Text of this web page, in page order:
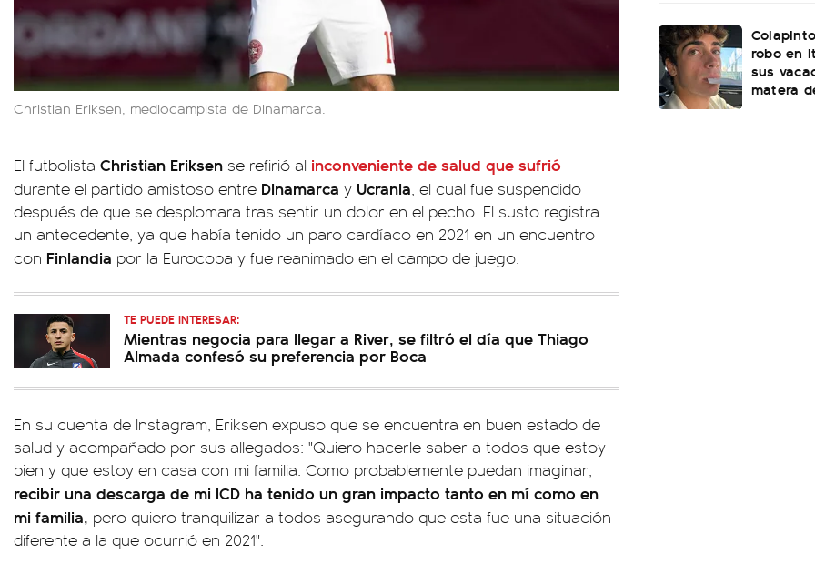
Christian Eriksen, mediocampista de Dinamarca.
El futbolista Christian Eriksen se refirió al inconveniente de salud que sufrió
durante el partido amistoso entre Dinamarca y Ucrania, el cual fue suspendido
después de que se desplomara tras sentir un dolor en el pecho. El susto registra
un antecedente, ya que había tenido un paro cardíaco en 2021 en un encuentro
con Finlandia por la Eurocopa y fue reanimado en el campo de juego.
TE PUEDE INTERESAR:
Mientras negocia para llegar a River, se filtró el día que Thiago
Almada confesó su preferencia por Boca
En su cuenta de Instagram, Eriksen expuso que se encuentra en buen estado de
salud y acompañado por sus allegados: "Quiero hacerle saber a todos que estoy
bien y que estoy en casa con mi familia. Como probablemente puedan imaginar,
recibir una descarga de mi ICD ha tenido un gran impacto tanto en mí como en
mi familia, pero quiero tranquilizar a todos asegurando que esta fue una situación
diferente a la que ocurrió en 2021".
robo en
sus
matera